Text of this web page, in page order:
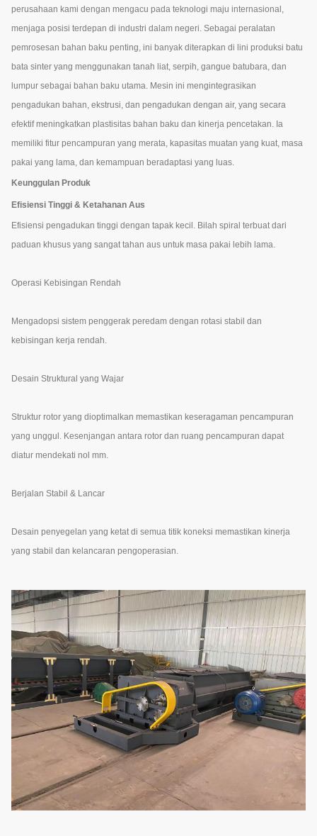
perusahaan kami dengan mengacu pada teknologi maju internasional,
menjaga posisi terdepan di industri dalam negeri. Sebagai peralatan
pemrosesan bahan baku penting, ini banyak diterapkan di lini produksi batu
bata sinter yang menggunakan tanah liat, serpih, gangue batubara, dan
lumpur sebagai bahan baku utama. Mesin ini mengintegrasikan
pengadukan bahan, ekstrusi, dan pengadukan dengan air, yang secara
efektif meningkatkan plastisitas bahan baku dan kinerja pencetakan. Ia
memiliki fitur pencampuran yang merata, kapasitas muatan yang kuat, masa
pakai yang lama, dan kemampuan beradaptasi yang luas.
Keunggulan Produk
Efisiensi Tinggi & Ketahanan Aus
Efisiensi pengadukan tinggi dengan tapak kecil. Bilah spiral terbuat dari
paduan khusus yang sangat tahan aus untuk masa pakai lebih lama.
Operasi Kebisingan Rendah
Mengadopsi sistem penggerak peredam dengan rotasi stabil dan
kebisingan kerja rendah.
Desain Struktural yang Wajar
Struktur rotor yang dioptimalkan memastikan keseragaman pencampuran
yang unggul. Kesenjangan antara rotor dan ruang pencampuran dapat
diatur mendekati nol mm.
Berjalan Stabil & Lancar
Desain penyegelan yang ketat di semua titik koneksi memastikan kinerja
yang stabil dan kelancaran pengoperasian.